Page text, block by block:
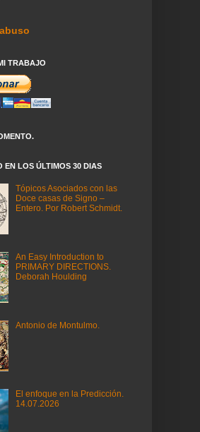
TRABAJO
EN LOS ÚLTIMOS 30 DIAS
Tópicos Asociados con las
Doce casas de Signo –
Entero. Por Robert Schmidt.
An Easy Introduction to
PRIMARY DIRECTIONS.
Deborah Houlding
Antonio de Montulmo.
El enfoque en la Predicción.
14.07.2026